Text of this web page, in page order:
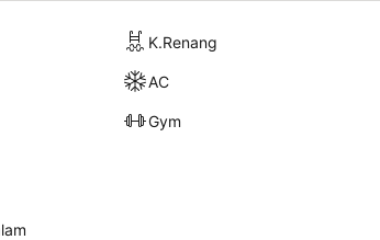
K.Renang
AC
Gym